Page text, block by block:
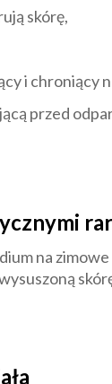
skórę,
i chroniący
przed
na